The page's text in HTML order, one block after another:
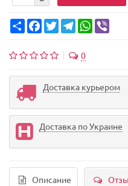
Share FacebookTwitterTelegramWhatsApp
0
Доставка курьером
Доставка по Украине
Описание